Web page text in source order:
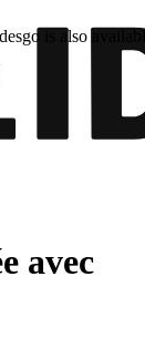
is also
avec